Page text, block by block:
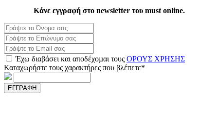
Κάνε εγγραφή στο newsletter του must online.
Έχω διαβάσει και αποδέχοµαι τους ΟΡΟΥΣ ΧΡΗΣΗΣ
Καταχωρήστε τους χαρακτήρες που βλέπετε*
ΕΓΓΡΑΦΗ